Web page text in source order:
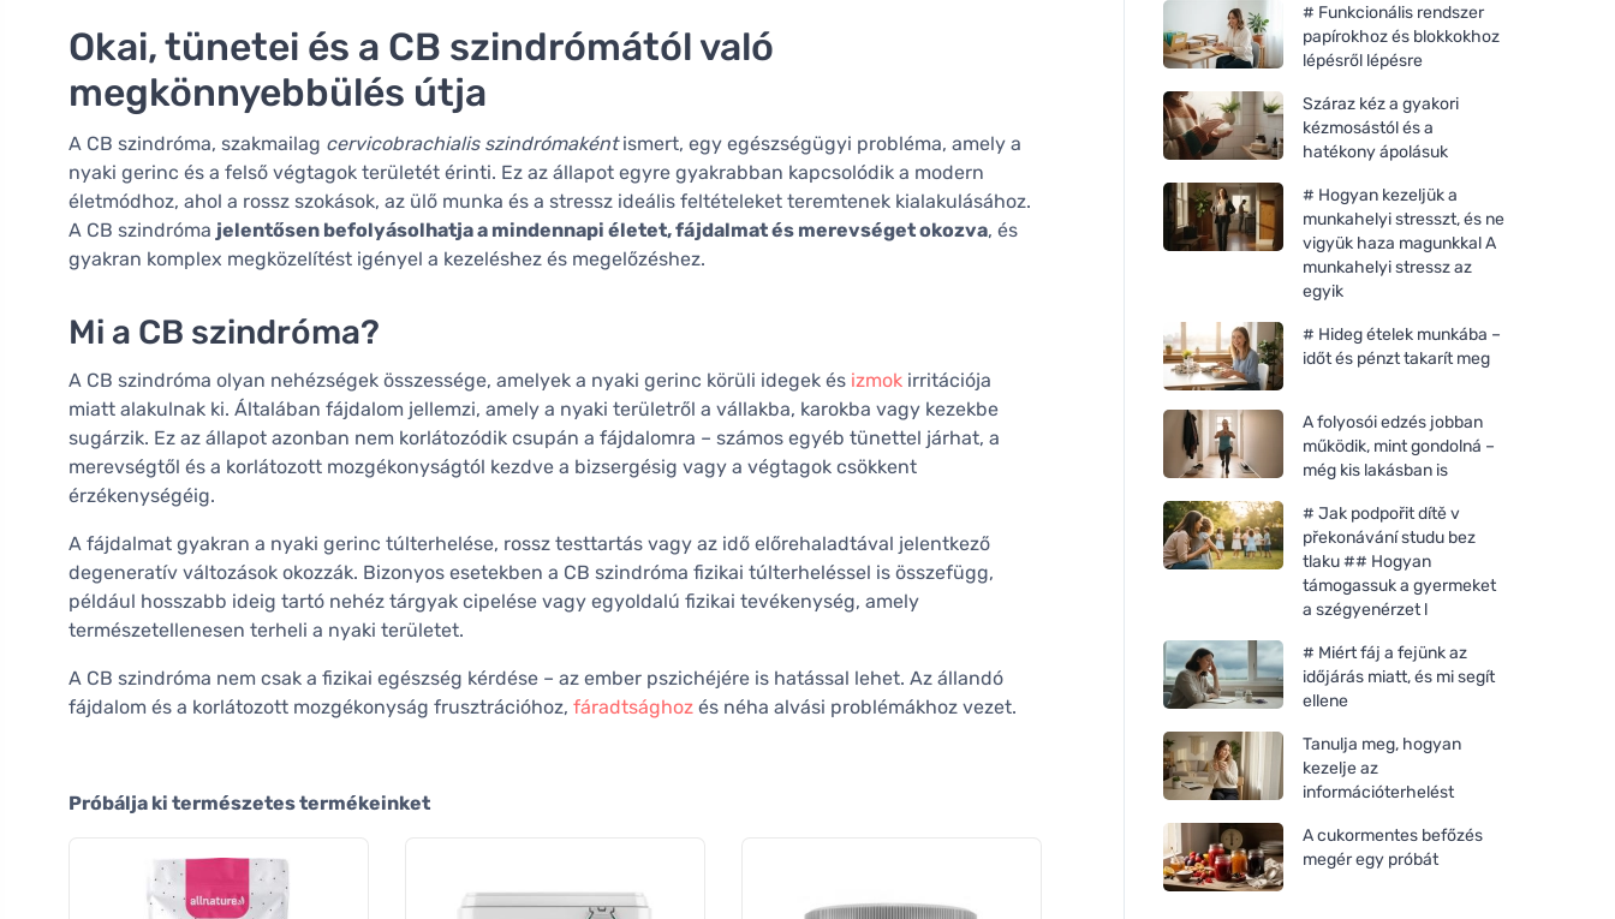
Okai, tünetei és a CB szindrómától való
megkönnyebbülés útja
A CB szindróma, szakmailag cervicobrachialis szindrómakéntismert, egy egészségügyi probléma, amely a
nyaki gerinc és a felső végtagok területét érinti. Ez az állapot egyre gyakrabban kapcsolódik a modern
életmódhoz, ahol a rossz szokások, az ülő munka és a stressz ideális feltételeket teremtenek kialakulásához.
A CB szindróma jelentősen befolyásolhatja a mindennapi életet, fájdalmat és merevséget okozva, és
gyakran komplex megközelítést igényel a kezeléshez és megelőzéshez.
Mi a CB szindróma?
A CB szindróma olyan nehézségek összessége, amelyek a nyaki gerinc körüli idegek és izmok irritációja
miatt alakulnak ki. Általában fájdalom jellemzi, amely a nyaki területről a vállakba, karokba vagy kezekbe
sugárzik. Ez az állapot azonban nem korlátozódik csupán a fájdalomra – számos egyéb tünettel járhat, a
merevségtől és a korlátozott mozgékonyságtól kezdve a bizsergésig vagy a végtagok csökkent
érzékenységéig.
A fájdalmat gyakran a nyaki gerinc túlterhelése, rossz testtartás vagy az idő előrehaladtával jelentkező
degeneratív változások okozzák. Bizonyos esetekben a CB szindróma fizikai túlterheléssel is összefügg,
például hosszabb ideig tartó nehéz tárgyak cipelése vagy egyoldalú fizikai tevékenység, amely
természetellenesen terheli a nyaki területet.
A CB szindróma nem csak a fizikai egészség kérdése – az ember pszichéjére is hatással lehet. Az állandó
fájdalom és a korlátozott mozgékonyság frusztrációhoz, fáradtsághoz és néha alvási problémákhoz vezet.
Próbálja ki természetes termékeinket
# Funkcionális rendszer
papírokhoz és blokkokhoz
lépésről lépésre
Száraz kéz a gyakori
kézmosástól és a
hatékony ápolásuk
# Hogyan kezeljük a
munkahelyi stresszt, és ne
vigyük haza magunkkal A
munkahelyi stressz az
egyik
# Hideg ételek munkába –
időt és pénzt takarít meg
A folyosói edzés jobban
működik, mint gondolná –
még kis lakásban is
# Jak podpořit dítě v
překonávání studu bez
tlaku ## Hogyan
támogassuk a gyermeket
a szégyenérzet l
# Miért fáj a fejünk az
időjárás miatt, és mi segít
ellene
Tanulja meg, hogyan
kezelje az
információterhelést
A cukormentes befőzés
megér egy próbát